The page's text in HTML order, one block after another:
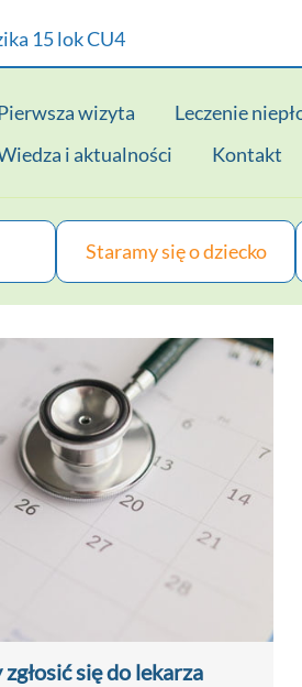
15 lok CU4
wizyta Leczenie
i aktualności
Kontakt
Staramy się o dziecko
się do lekarza